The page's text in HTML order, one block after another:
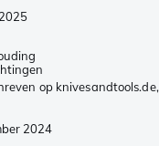
op knivesandtools.de,
2024